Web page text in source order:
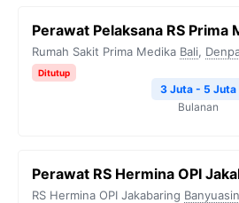
Perawat Pelaksana RS Prima
Rumah Sakit Prima Medika Bali,
Ditutup
3 Juta - 5 Juta
Bulanan
Perawat RS Hermina OPI
RS Hermina OPI Jakabaring Banyuasin